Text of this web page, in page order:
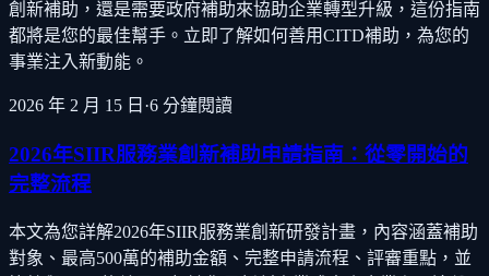
創新補助，還是需要政府補助來協助企業轉型升級，這份指南
都將是您的最佳幫手。立即了解如何善用CITD補助，為您的
事業注入新動能。
2026 年 2 月 15 日 ·6 分鐘閱讀
2026年SIIR服務業創新補助申請指南：從零開始的
完整流程
本文為您詳解2026年SIIR服務業創新研發計畫，內容涵蓋補助
對象、最高500萬的補助金額、完整申請流程、評審重點，並